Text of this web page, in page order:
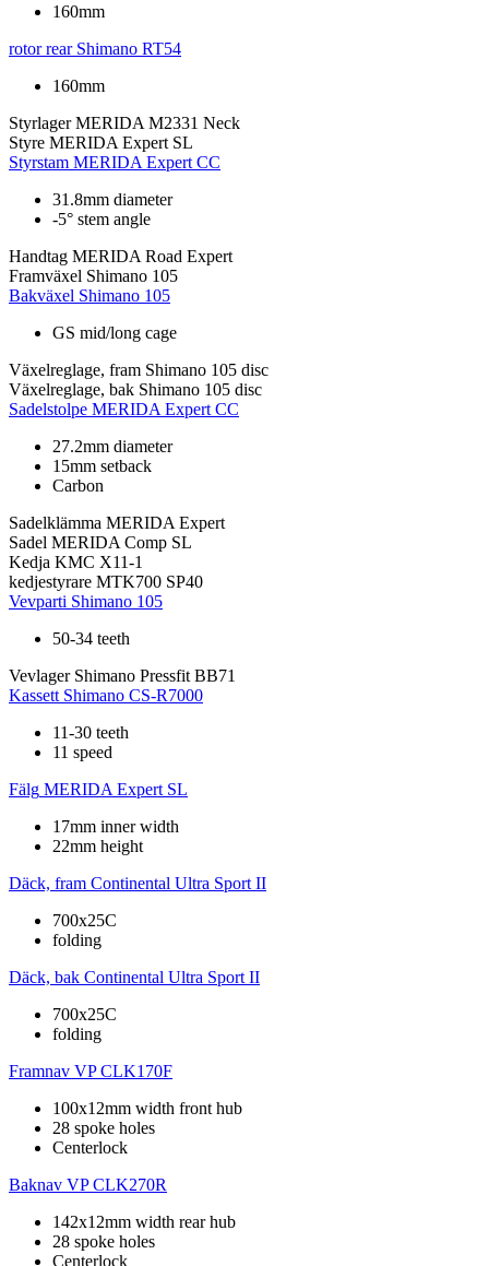
160mm
rotor rear Shimano RT54
160mm
Styrlager MERIDA M2331 Neck
Styre MERIDA Expert SL
Styrstam MERIDA Expert CC
31.8mm diameter
-5° stem angle
Handtag MERIDA Road Expert
Framväxel Shimano 105
Bakväxel Shimano 105
GS mid/long cage
Växelreglage, fram Shimano 105 disc
Växelreglage, bak Shimano 105 disc
Sadelstolpe MERIDA Expert CC
27.2mm diameter
15mm setback
Carbon
Sadelklämma MERIDA Expert
Sadel MERIDA Comp SL
Kedja KMC X11-1
kedjestyrare MTK700 SP40
Vevparti Shimano 105
50-34 teeth
Vevlager Shimano Pressfit BB71
Kassett Shimano CS-R7000
11-30 teeth
11 speed
Fälg MERIDA Expert SL
17mm inner width
22mm height
Däck, fram Continental Ultra Sport II
700x25C
folding
Däck, bak Continental Ultra Sport II
700x25C
folding
Framnav VP CLK170F
100x12mm width front hub
28 spoke holes
Centerlock
Baknav VP CLK270R
142x12mm width rear hub
28 spoke holes
Centerlock